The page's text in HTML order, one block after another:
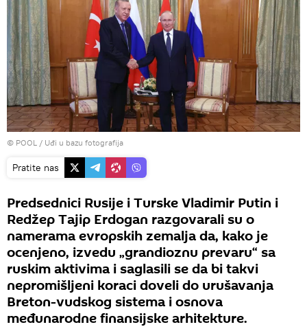
© POOL / Uđi u bazu fotografija
Pratite nas
Predsednici Rusije i Turske Vladimir Putin i
Redžep Tajip Erdogan razgovarali su o
namerama evropskih zemalja da, kako je
ocenjeno, izvedu „grandioznu prevaru“ sa
ruskim aktivima i saglasili se da bi takvi
nepromišljeni koraci doveli do urušavanja
Breton-vudskog sistema i osnova
međunarodne finansijske arhitekture.